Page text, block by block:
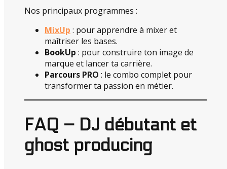
Nos principaux programmes :
MixUp : pour apprendre à mixer et
maîtriser les bases.
BookUp : pour construire ton image de
marque et lancer ta carrière.
Parcours PRO : le combo complet pour
transformer ta passion en métier.
FAQ – DJ débutant et
ghost producing